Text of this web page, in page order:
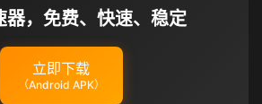
器，免费、快速、稳定
立即下载
（Android APK）